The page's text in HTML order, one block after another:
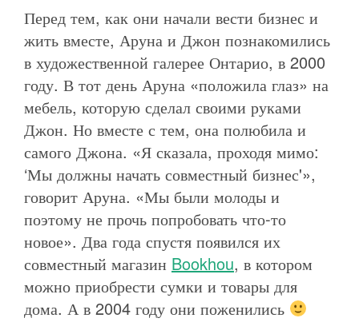
Перед тем, как они начали вести бизнес и
жить вместе, Аруна и Джон познакомились
в художественной галерее Онтарио, в 2000
году. В тот день Аруна «положила глаз» на
мебель, которую сделал своими руками
Джон. Но вместе с тем, она полюбила и
самого Джона. «Я сказала, проходя мимо:
‘Мы должны начать совместный бизнес'»,
говорит Аруна. «Мы были молоды и
поэтому не прочь попробовать что-то
новое». Два года спустя появился их
совместный магазин Bookhou, в котором
можно приобрести сумки и товары для
дома. А в 2004 году они поженились